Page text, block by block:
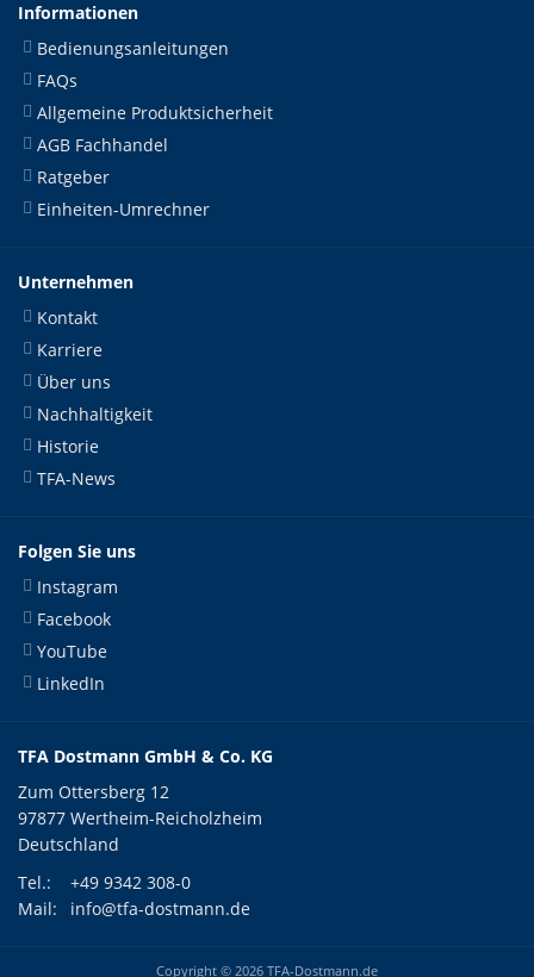
Informationen
Bedienungsanleitungen
FAQs
Allgemeine Produktsicherheit
AGB Fachhandel
Ratgeber
Einheiten-Umrechner
Unternehmen
Kontakt
Karriere
Über uns
Nachhaltigkeit
Historie
TFA-News
Folgen Sie uns
Instagram
Facebook
YouTube
LinkedIn
TFA Dostmann GmbH & Co. KG
Zum Ottersberg 12
97877 Wertheim-Reicholzheim
Deutschland
Tel.:
+49 9342 308-0
Mail:
info@tfa-dostmann.de
Copyright © 2026 TFA-Dostmann.de